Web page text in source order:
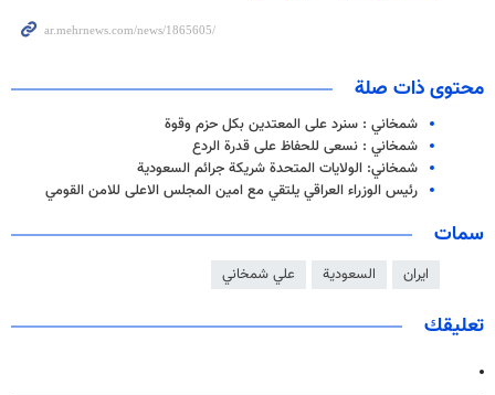
محتوى ذات صلة
شمخاني : سنرد على المعتدين بكل حزم وقوة
شمخاني : نسعى للحفاظ على قدرة الردع
شمخاني: الولايات المتحدة شريكة جرائم السعودية
رئيس الوزراء العراقي يلتقي مع امين المجلس الاعلى للامن القومي
سمات
ايران السعودية علي شمخاني
تعليقك